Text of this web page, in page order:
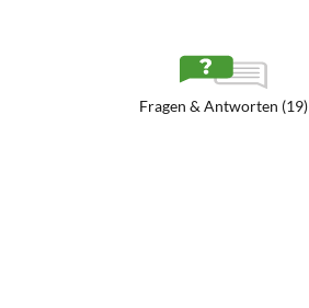
Fragen & Antworten (19)